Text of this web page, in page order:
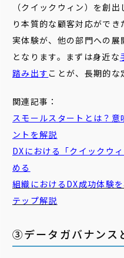
（クイックウィン）を創
り本質的な顧客対応がで
実体験が、他の部門への
となります。まずは身近な
踏み出す ことが、長期的な
関連記事：
スモールスタートとは？
ントを解説
DXにおける「クイックウ
める
組織におけるDX成功体験
テップ解説
③データガバナンス